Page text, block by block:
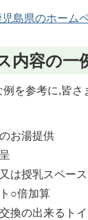
島県のホーム
内容の一
例を参考に,皆
お湯提供
は授乳スペース
○倍加算
換の出来るト